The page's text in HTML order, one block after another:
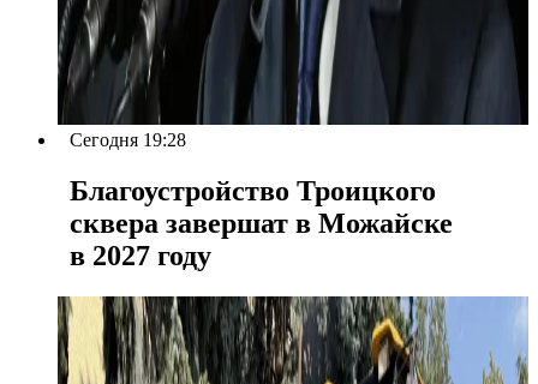
Сегодня 19:28
Благоустройство Троицкого
сквера завершат в Можайске
в 2027 году